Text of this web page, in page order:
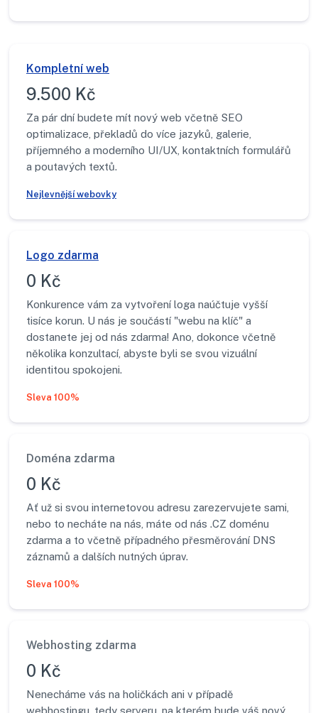
Kompletní web
9.500 Kč
Za pár dní budete mít nový web včetně SEO
optimalizace, překladů do více jazyků, galerie,
příjemného a moderního UI/UX, kontaktních formulářů
a poutavých textů.
Nejlevnější webovky
Logo zdarma
0 Kč
Konkurence vám za vytvoření loga naúčtuje vyšší
tisíce korun. U nás je součástí "webu na klíč" a
dostanete jej od nás zdarma! Ano, dokonce včetně
několika konzultací, abyste byli se svou vizuální
identitou spokojeni.
Sleva 100%
Doména zdarma
0 Kč
Ať už si svou internetovou adresu zarezervujete sami,
nebo to necháte na nás, máte od nás .CZ doménu
zdarma a to včetně případného přesměrování DNS
záznamů a dalších nutných úprav.
Sleva 100%
Webhosting zdarma
0 Kč
Nenecháme vás na holičkách ani v případě